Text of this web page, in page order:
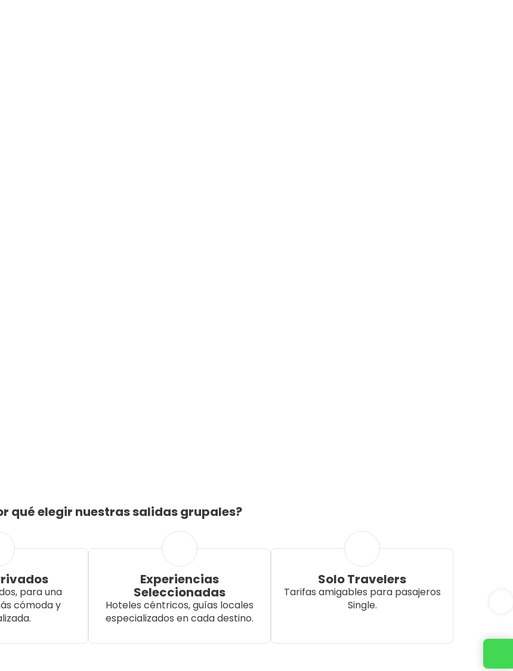
qué elegir nuestras salidas grupales?
para una
cómoda y
Experiencias
Seleccionadas
Hoteles céntricos, guías locales
especializados en cada destino.
Solo Travelers
Tarifas amigables para pasajeros
Single.